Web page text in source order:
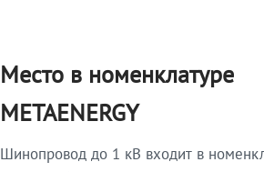
Место в номенклатуре
METAENERGY
Шинопровод до 1 кВ входит в